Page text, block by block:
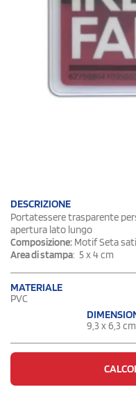
DESCRIZIONE
Portatessere trasparente
apertura lato lungo
Composizione: Motif Seta
Area di stampa: 5 x 4 cm
MATERIALE
PVC
9,3 x 6,3